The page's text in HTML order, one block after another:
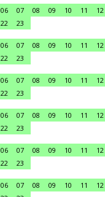
06 07 08 09 10 11 12
22
23
06 07 08 09 10 11 12
22
23
06 07 08 09 10 11 12
22
23
06 07 08 09 10 11 12
22
23
06 07 08 09 10 11 12
22
23
06 07 08 09 10 11 12